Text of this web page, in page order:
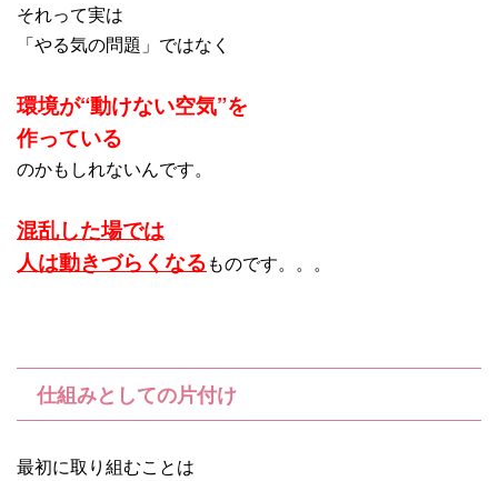
それって実は
「やる気の問題」ではなく
環境が“動けない空気”を
作っている
のかもしれないんです。
混乱した場では
人は動きづらくなるものです。。。
仕組みとしての片付け
最初に取り組むことは